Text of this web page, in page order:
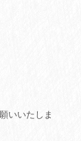
いいたしま